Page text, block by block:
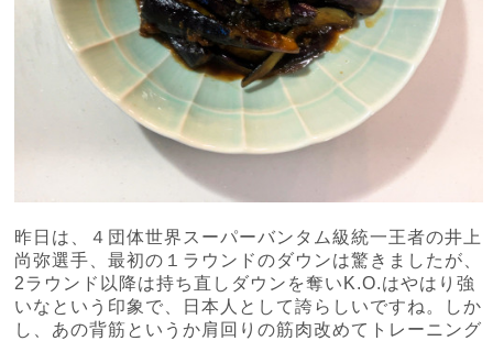
昨日は、４団体世界スーパーバンタム級統一王者の井上
尚弥選手、最初の１ラウンドのダウンは驚きましたが、
2ラウンド以降は持ち直しダウンを奪い K.O.はやはり強
いなという印象で、日本人として誇らしいですね。しか
し、あの背筋というか肩回りの筋肉改めてトレーニング